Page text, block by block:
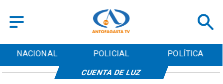
NACIONAL POLICIAL POLÍTICA
CUENTA DE LUZ